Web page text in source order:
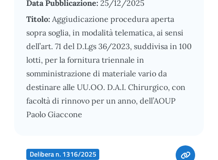
Data Pubblicazione: 25/12/2025
Titolo: Aggiudicazione procedura aperta
sopra soglia, in modalità telematica, ai sensi
dell’art. 71 del D.Lgs 36/2023, suddivisa in 100
lotti, per la fornitura triennale in
somministrazione di materiale vario da
destinare alle UU.OO. D.A.I. Chirurgico, con
facoltà di rinnovo per un anno, dell’AOUP
Paolo Giaccone
Delibera n. 1316/2025